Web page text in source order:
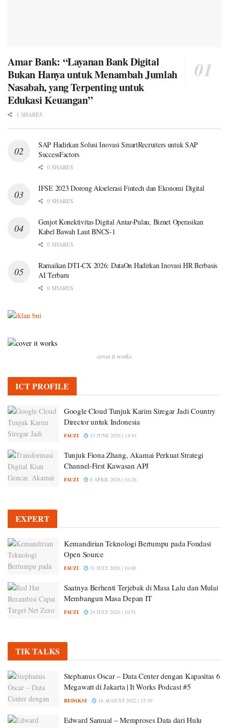
Amar Bank: “Layanan Bank Digital
Bukan Hanya untuk Menambah Jumlah
Nasabah, yang Terpenting untuk
Edukasi Keuangan”
1 SHARES
SAP Hadirkan Solusi Inovasi SmartRecruiters untuk SAP
SuccessFactors
0 SHARES
IFSE 2023 Dorong Akselerasi Fintech dan Ekonomi Digital
0 SHARES
Genjot Konektivitas Digital Antar-Pulau, Biznet Operasikan
Kabel Bawah Laut BNCS-1
0 SHARES
Ramaikan DTI-CX 2026: DataOn Hadirkan Inovasi HR Berbasis
AI Terbaru
0 SHARES
cover it works
ICT PROFILE
Google Cloud Tunjuk Karim Siregar Jadi Country
Director untuk Indonesia
FAUZI 23 JUNE 2026 | 14:43
Tunjuk Fiona Zhang, Akamai Perkuat Strategi
Channel-First Kawasan APJ
FAUZI 8 APRIL 2026 | 16:26
EXPERT
Kemandirian Teknologi Bertumpu pada Fondasi
Open Source
FAUZI 31 JULY 2026 | 16:00
Saatnya Berhenti Terjebak di Masa Lalu dan Mulai
Membangun Masa Depan IT
FAUZI 24 JULY 2026 | 10:51
TIK TALKS
Stephanus Oscar – Data Center dengan Kapasitas 6
Megawatt di Jakarta | It Works Podcast #5
REDAKSI 16 AUGUST 2022 | 15:30
Edward Samual – Memproses Data dari Hulu